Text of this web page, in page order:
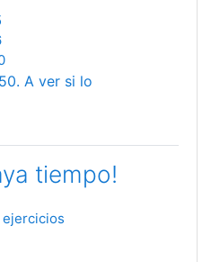
A ver si lo
tiempo!
ejerciciosГиперссылка